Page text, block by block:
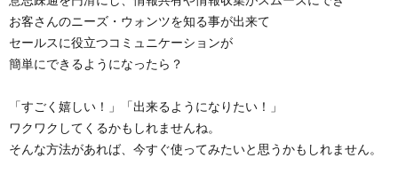
お客さんのニーズ・ウォンツを知る事が出来て
セールスに役立つコミュニケーションが
簡単にできるようになったら？
「すごく嬉しい！」「出来るようになりたい！」
ワクワクしてくるかもしれませんね。
そんな方法があれば、今すぐ使ってみたいと思うかもしれません。